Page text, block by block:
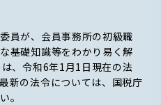
員が、会員事務所の初級職
基礎知識等をわかり易く解
、令和6年1月1日現在の法
新の法令については、 国税庁
。